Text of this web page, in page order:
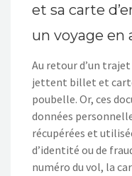
et sa carte
un voyage en
Au retour d’un
jettent billet et
poubelle. Or, ces
données
récupérées et
d’identité ou de
numéro du vol, la